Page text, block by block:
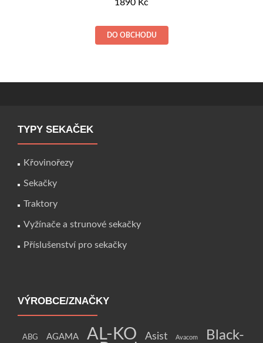
1890 Kč
DO OBCHODU
TYPY SEKAČEK
Křovinořezy
Sekačky
Traktory
Vyžínače a strunové sekačky
Příslušenství pro sekačky
VÝROBCE/ZNAČKY
ABG AGAMA AL-KO Asist Avacom
Black-